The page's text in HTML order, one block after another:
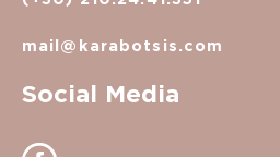
mail@karabotsis.com
Social Media